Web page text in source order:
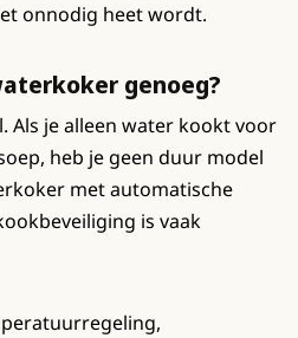
onnodig heet wordt.
genoeg?
Als je alleen water kookt voor
heb je geen duur model
met automatische
is vaak